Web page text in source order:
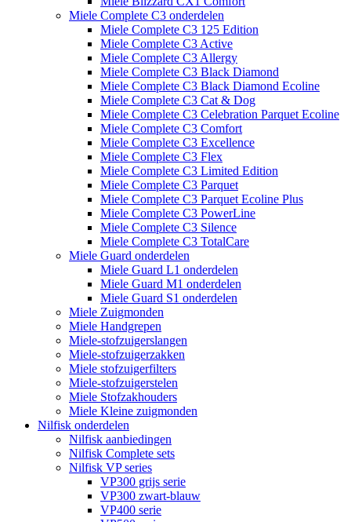
Miele Complete C3 onderdelen
Miele Complete C3 125 Edition
Miele Complete C3 Active
Miele Complete C3 Allergy
Miele Complete C3 Black Diamond
Miele Complete C3 Black Diamond Ecoline
Miele Complete C3 Cat & Dog
Miele Complete C3 Celebration Parquet Ecoline​
Miele Complete C3 Comfort
Miele Complete C3 Excellence
Miele Complete C3 Flex
Miele Complete C3 Limited Edition
Miele Complete C3 Parquet
Miele Complete C3 Parquet Ecoline Plus
Miele Complete C3 PowerLine
Miele Complete C3 Silence
Miele Complete C3 TotalCare
Miele Guard onderdelen
Miele Guard L1 onderdelen
Miele Guard M1 onderdelen
Miele Guard S1 onderdelen
Miele Zuigmonden
Miele Handgrepen
Miele-stofzuigerslangen
Miele-stofzuigerzakken
Miele stofzuigerfilters
Miele-stofzuigerstelen
Miele Stofzakhouders
Miele Kleine zuigmonden
Nilfisk onderdelen
Nilfisk aanbiedingen
Nilfisk Complete sets
Nilfisk VP series
VP300 grijs serie
VP300 zwart-blauw
VP400 serie